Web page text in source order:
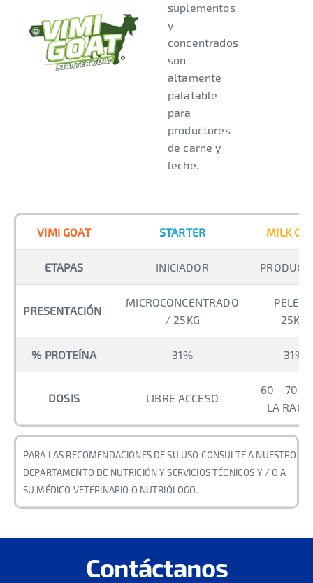
suplementos
y
concentrados
son
altamente
palatable
para
productores
de carne y
leche.
VIMI GOAT STARTER MILK
ETAPAS INICIADOR
PRESENTACIÓN
MICROCONCENTRADO
/ 25KG
PELET
25KG
% PROTEÍNA 31% 31%
DOSIS LIBRE ACCESO
60 - 70 %
LA
PARA LAS RECOMENDACIONES DE SU USO CONSULTE A NUESTRO
DEPARTAMENTO DE NUTRICIÓN Y SERVICIOS TÉCNICOS Y / O A
SU MÉDICO VETERINARIO O NUTRIÓLOGO.
Contáctanos